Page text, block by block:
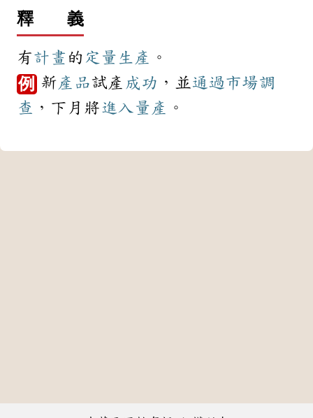
釋 義
有計畫 的 定量 生產 。
例 新 產品試產 成功 ，並通過市場調
查 ，下月將進入量產 。